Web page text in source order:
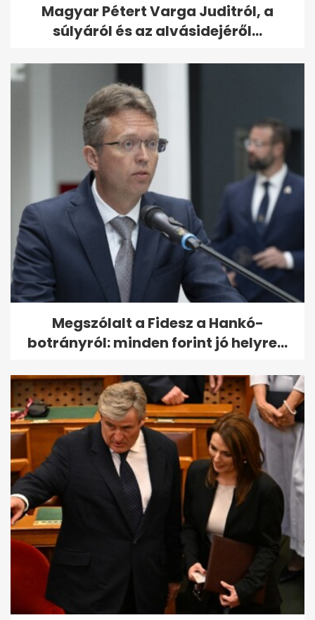
Magyar Pétert Varga Juditról, a
súlyáról és az alvásidejéről...
Megszólalt a Fidesz a Hankó-
botrányról: minden forint jó helyre...